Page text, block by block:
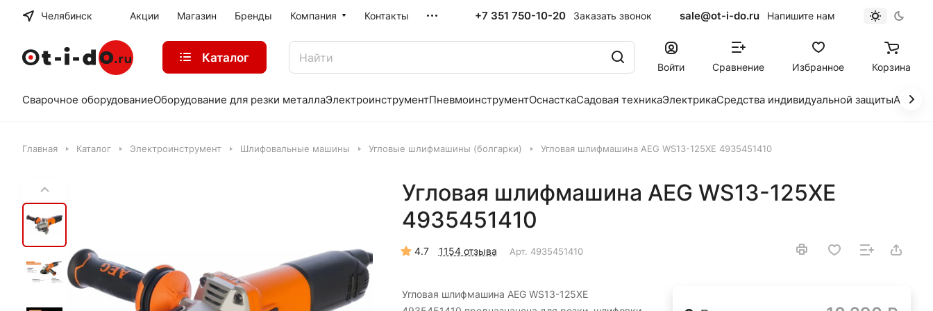
Челябинск Акции Магазин Бренды Компания Контакты +7 351 750-10-20 Заказать звонок sale@ot-i-do.ru Напишите нам
Каталог
Войти Сравнение Избранное Корзина
Сварочное оборудованиеОборудование для резки металлаЭлектроинструментПневмоинструментОснасткаСадовая техникаЭлектрикаСредства индивидуальной защиты
Главная Каталог Электроинструмент Шлифовальные машины Угловые шлифмашины (болгарки) Угловая шлифмашина AEG WS13-125XE 4935451410
Угловая шлифмашина AEG WS13-125XE
4935451410
4.7 1154 отзыва Арт. 4935451410
Угловая шлифмашина AEG WS13-125XE